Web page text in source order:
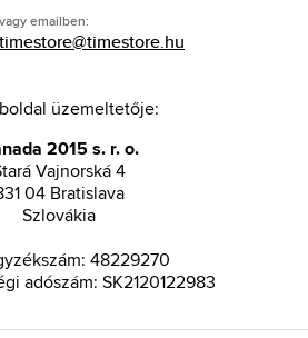
vagy emailben:
timestore@timestore.hu
üzemeltetője:
2015 s. r. o.
Vajnorská 4
04 Bratislava
Szlovákia
48229270
adószám: SK2120122983